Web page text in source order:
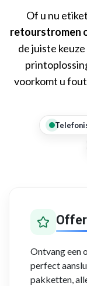
Of u nu
retourstromen
de juiste
voorkomt u
Ontvang een
perfect
pakketten,